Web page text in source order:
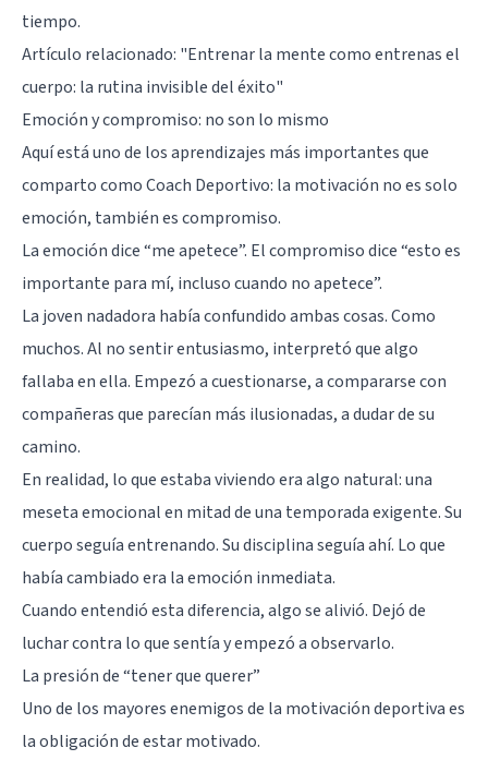
tiempo.
Artículo relacionado: "Entrenar la mente como entrenas el
cuerpo: la rutina invisible del éxito"
Emoción y compromiso: no son lo mismo
Aquí está uno de los aprendizajes más importantes que
comparto como Coach Deportivo: la motivación no es solo
emoción, también es compromiso.
La emoción dice “me apetece”. El compromiso dice “esto es
importante para mí, incluso cuando no apetece”.
La joven nadadora había confundido ambas cosas. Como
muchos. Al no sentir entusiasmo, interpretó que algo
fallaba en ella. Empezó a cuestionarse, a compararse con
compañeras que parecían más ilusionadas, a dudar de su
camino.
En realidad, lo que estaba viviendo era algo natural: una
meseta emocional en mitad de una temporada exigente. Su
cuerpo seguía entrenando. Su disciplina seguía ahí. Lo que
había cambiado era la emoción inmediata.
Cuando entendió esta diferencia, algo se alivió. Dejó de
luchar contra lo que sentía y empezó a observarlo.
La presión de “tener que querer”
Uno de los mayores enemigos de la motivación deportiva es
la obligación de estar motivado.